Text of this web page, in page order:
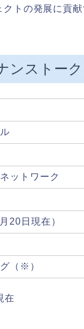
トの発展に貢
ンストー
ットワーク
20日現在）
（※）
在